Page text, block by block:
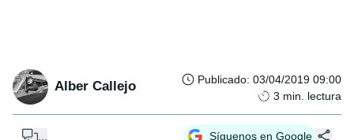
Alber Callejo Publicado: 03/04/2019 09:00
3 min. lectura
Síguenos en Google